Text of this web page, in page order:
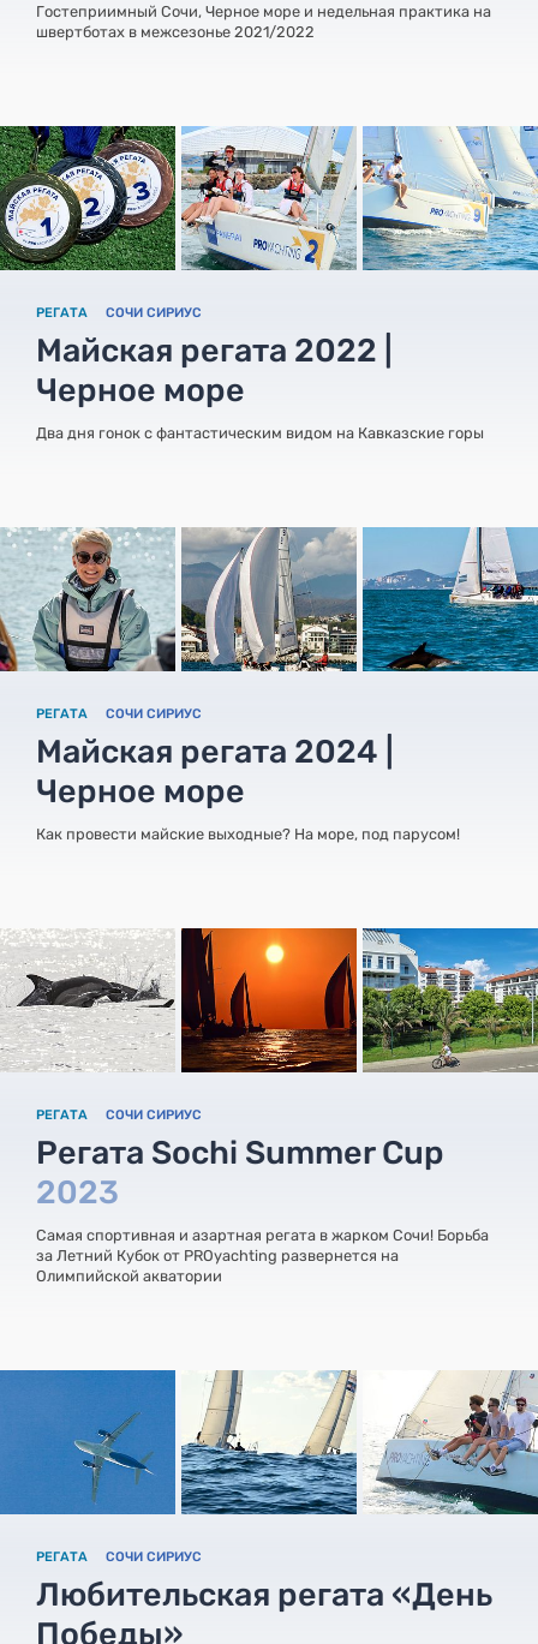
Гостеприимный Сочи, Черное море и недельная практика на
швертботах в межсезонье 2021/2022
РЕГАТА СОЧИ СИРИУС
Майская регата 2022 |
Черное море
Два дня гонок с фантастическим видом на Кавказские горы
РЕГАТА СОЧИ СИРИУС
Майская регата 2024 |
Черное море
Как провести майские выходные? На море, под парусом!
РЕГАТА СОЧИ СИРИУС
Регата Sochi Summer Cup
2023
Самая спортивная и азартная регата в жарком Сочи! Борьба
за Летний Кубок от PROyachting развернется на
Олимпийской акватории
РЕГАТА СОЧИ СИРИУС
Любительская регата «День
Победы»